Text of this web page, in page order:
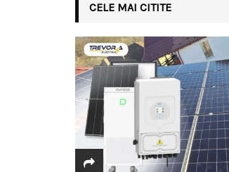
CELE MAI CITITE